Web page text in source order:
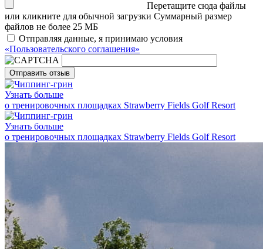
Перетащите сюда файлы
или кликните для обычной загрузки Суммарный размер
файлов не более 25 МБ
Отправляя данные, я принимаю условия
«Пользовательского соглашения»
Отправить отзыв
Узнать больше
о тренировочных площадках Strawberry Fields Golf Resort
Узнать больше
о тренировочных площадках Strawberry Fields Golf Resort